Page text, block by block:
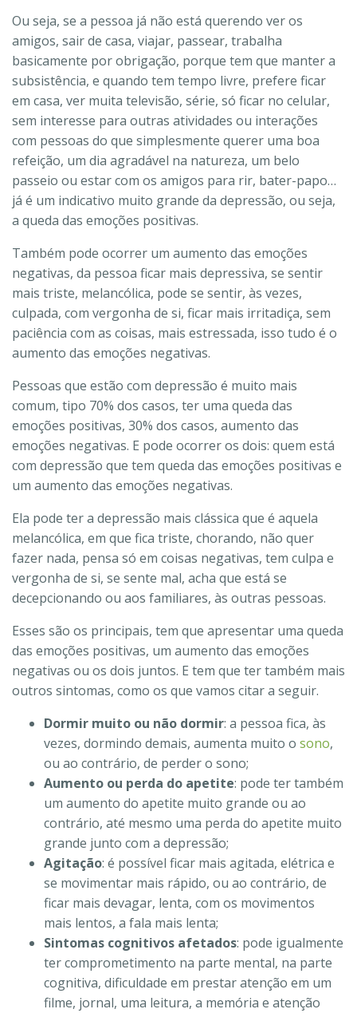
Ou seja, se a pessoa já não está querendo ver os
amigos, sair de casa, viajar, passear, trabalha
basicamente por obrigação, porque tem que manter a
subsistência, e quando tem tempo livre, prefere ficar
em casa, ver muita televisão, série, só ficar no celular,
sem interesse para outras atividades ou interações
com pessoas do que simplesmente querer uma boa
refeição, um dia agradável na natureza, um belo
passeio ou estar com os amigos para rir, bater-papo…
já é um indicativo muito grande da depressão, ou seja,
a queda das emoções positivas.
Também pode ocorrer um aumento das emoções
negativas, da pessoa ficar mais depressiva, se sentir
mais triste, melancólica, pode se sentir, às vezes,
culpada, com vergonha de si, ficar mais irritadiça, sem
paciência com as coisas, mais estressada, isso tudo é o
aumento das emoções negativas.
Pessoas que estão com depressão é muito mais
comum, tipo 70% dos casos, ter uma queda das
emoções positivas, 30% dos casos, aumento das
emoções negativas. E pode ocorrer os dois: quem está
com depressão que tem queda das emoções positivas e
um aumento das emoções negativas.
Ela pode ter a depressão mais clássica que é aquela
melancólica, em que fica triste, chorando, não quer
fazer nada, pensa só em coisas negativas, tem culpa e
vergonha de si, se sente mal, acha que está se
decepcionando ou aos familiares, às outras pessoas.
Esses são os principais, tem que apresentar uma queda
das emoções positivas, um aumento das emoções
negativas ou os dois juntos. E tem que ter também mais
outros sintomas, como os que vamos citar a seguir.
Dormir muito ou não dormir: a pessoa fica, às
vezes, dormindo demais, aumenta muito o sono,
ou ao contrário, de perder o sono;
Aumento ou perda do apetite: pode ter também
um aumento do apetite muito grande ou ao
contrário, até mesmo uma perda do apetite muito
grande junto com a depressão;
Agitação: é possível ficar mais agitada, elétrica e
se movimentar mais rápido, ou ao contrário, de
ficar mais devagar, lenta, com os movimentos
mais lentos, a fala mais lenta;
Sintomas cognitivos afetados: pode igualmente
ter comprometimento na parte mental, na parte
cognitiva, dificuldade em prestar atenção em um
filme, jornal, uma leitura, a memória e atenção